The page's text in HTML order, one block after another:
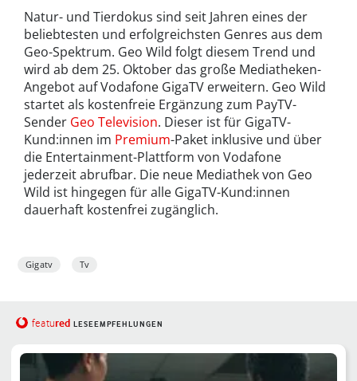
Natur- und Tierdokus sind seit Jahren eines der
beliebtesten und erfolgreichsten Genres aus dem
Geo-Spektrum. Geo Wild folgt diesem Trend und
wird ab dem 25. Oktober das große Mediatheken-
Angebot auf Vodafone GigaTV erweitern. Geo Wild
startet als kostenfreie Ergänzung zum PayTV-
Sender Geo Television. Dieser ist für GigaTV-
Kund:innen im Premium-Paket inklusive und über
die Entertainment-Plattform von Vodafone
jederzeit abrufbar. Die neue Mediathek von Geo
Wild ist hingegen für alle GigaTV-Kund:innen
dauerhaft kostenfrei zugänglich.
Gigatv Tv
featured LESEEMPFEHLUNGEN